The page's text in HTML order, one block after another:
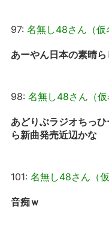
97: 名無し48さん（仮
あーやん日本の素晴
98: 名無し48さん（仮
あどりぶラジオちっ
ら新曲発売近辺かな
101: 名無し48さん（仮
音痴ｗ